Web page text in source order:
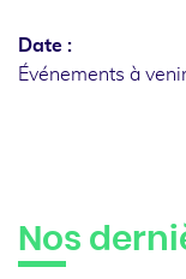
Date :
Événements à
Nos